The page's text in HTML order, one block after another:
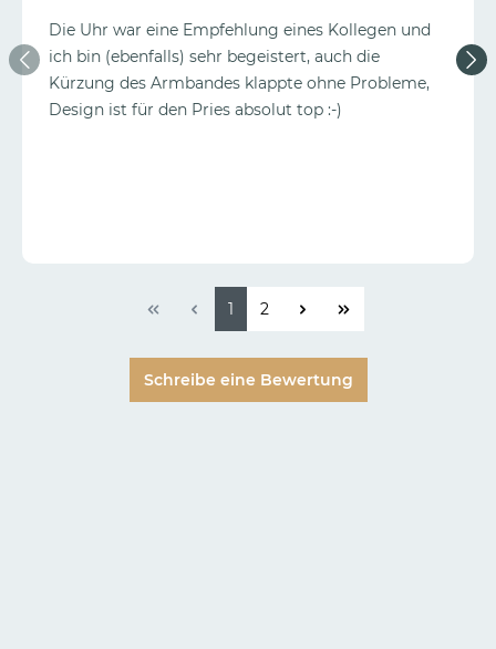
Die Uhr war eine Empfehlung eines Kollegen und
ich bin (ebenfalls) sehr begeistert, auch die
Kürzung des Armbandes klappte ohne Probleme,
Design ist für den Pries absolut top :-)
1 2
Schreibe eine Bewertung